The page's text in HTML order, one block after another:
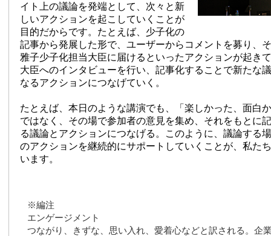
イト上の議論を発端として、次々と新
しいアクションを起こしていくことが
目的だからです。たとえば、少子化の
記事から発展した形で、ユーザーからコメントを募り、
雅子少子化担当大臣に届けるといったアクションが起き
大臣へのインタビューを行い、記事化することで新たな
なるアクションにつなげていく。
たとえば、本日のような講演でも、「楽しかった、面白
ではなく、その場で参加者の意見を集め、それをもとに
る議論とアクションにつなげる。このように、議論する
のアクションを継続的にサポートしていくことが、私た
います。
※編注
エンゲージメント
つながり、きずな、思い入れ、愛着心などと訳される。企